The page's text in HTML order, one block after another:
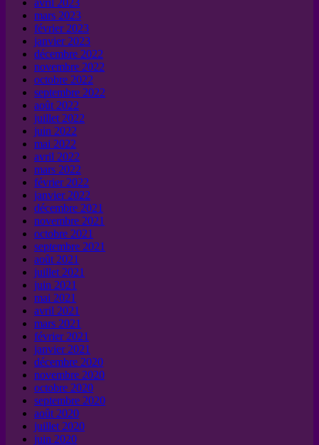
avril 2023
mars 2023
février 2023
janvier 2023
décembre 2022
novembre 2022
octobre 2022
septembre 2022
août 2022
juillet 2022
juin 2022
mai 2022
avril 2022
mars 2022
février 2022
janvier 2022
décembre 2021
novembre 2021
octobre 2021
septembre 2021
août 2021
juillet 2021
juin 2021
mai 2021
avril 2021
mars 2021
février 2021
janvier 2021
décembre 2020
novembre 2020
octobre 2020
septembre 2020
août 2020
juillet 2020
juin 2020